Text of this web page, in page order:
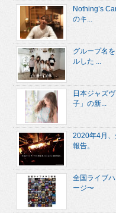
Nothing’s
のキ...
グループ名
ルした ...
日本ジャズ
子」の新...
2020年4月
報告。
全国ライブ
ージ〜